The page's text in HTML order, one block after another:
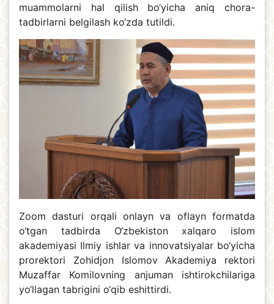
muammolarni hal qilish bo‘yicha aniq chora-
tadbirlarni belgilash ko‘zda tutildi.
Zoom dasturi orqali onlayn va oflayn formatda
o‘tgan tadbirda O‘zbekiston xalqaro islom
akademiyasi Ilmiy ishlar va innovatsiyalar bo‘yicha
prorektori Zohidjon Islomov Akademiya rektori
Muzaffar Komilovning anjuman ishtirokchilariga
yo‘llagan tabrigini o‘qib eshittirdi.